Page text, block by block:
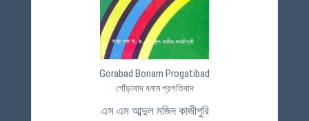
Gorabad Bonam Progatibad
গোঁড়াবাদ বনাম প্রগতিবাদ
এস এম আব্দুল মজিদ কাজীপুরি